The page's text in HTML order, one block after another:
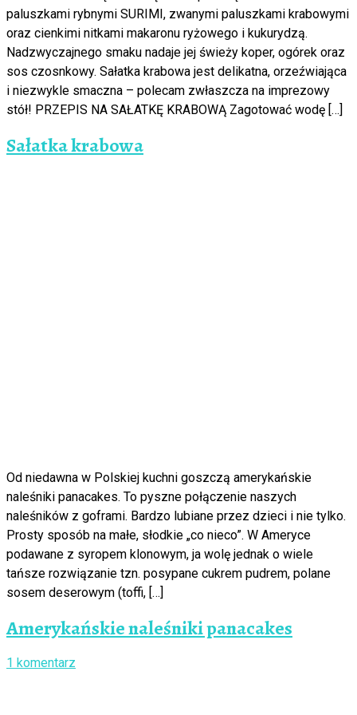
paluszkami rybnymi SURIMI, zwanymi paluszkami krabowymi
oraz cienkimi nitkami makaronu ryżowego i kukurydzą.
Nadzwyczajnego smaku nadaje jej świeży koper, ogórek oraz
sos czosnkowy. Sałatka krabowa jest delikatna, orzeźwiająca
i niezwykle smaczna – polecam zwłaszcza na imprezowy
stół! PRZEPIS NA SAŁATKĘ KRABOWĄ Zagotować wodę […]
Sałatka krabowa
Od niedawna w Polskiej kuchni goszczą amerykańskie
naleśniki panacakes. To pyszne połączenie naszych
naleśników z goframi. Bardzo lubiane przez dzieci i nie tylko.
Prosty sposób na małe, słodkie „co nieco”. W Ameryce
podawane z syropem klonowym, ja wolę jednak o wiele
tańsze rozwiązanie tzn. posypane cukrem pudrem, polane
sosem deserowym (toffi, […]
Amerykańskie naleśniki panacakes
1 komentarz